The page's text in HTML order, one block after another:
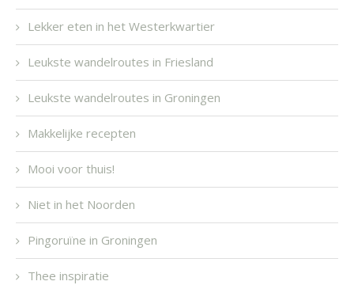
Lekker eten in het Westerkwartier
Leukste wandelroutes in Friesland
Leukste wandelroutes in Groningen
Makkelijke recepten
Mooi voor thuis!
Niet in het Noorden
Pingoruïne in Groningen
Thee inspiratie